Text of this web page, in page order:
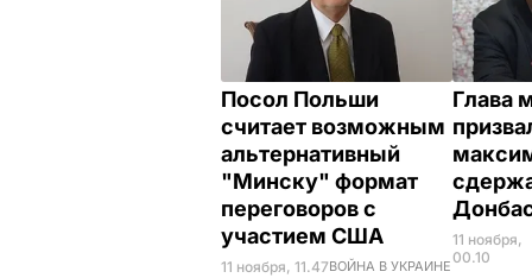
Посол Польши
считает возможным
альтернативный
"Минску" формат
переговоров с
участием США
11 ноября, 11.47ВОЙНА В УКРАИНЕ
Глава
11 ноября,
00.10